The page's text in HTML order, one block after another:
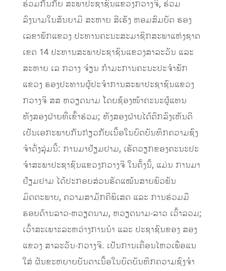
ຮ່ວມກັນກັບ ສະພາປະຊາຊົນແຂວງກວາງຈິ, ຮ່ວມ
ລົງນາມໃນສັນຍາມີ ສະຫາຍ ສີເຮັງ ຫອມສົມບັດ ຮອງ
ເລຂາພັກແຂວງ ປະທານຄະນະສະມາຊິກສະພາແຫ່ງຊາດ
ເຂດ 14 ປະທານສະພາປະຊາຊົນແຂວງສາລະວັນ ແລະ
ສະຫາຍ ເລ ກວາງ ຈ໋ຽນ ກໍາມະການຄະນະປະຈໍາພັກ
ແຂວງ ຮອງປະທານຜູ້ປະຈໍາການສະພາປະຊາຊົນແຂວງ
ກວາງຈິ ສສ ຫວຽດນາມ ໂດຍຊ້ອງໜ້າຄະນະຜູ້ແທນ
ທັງສອງຝ່າຍທີ່ເຂົ້າຮ່ວມ; ທັງສອງຝ່າຍໄດ້ຕົກລົງເຫັນດີ
ເປັນເອກະພາບກັນກ່ຽວກັບເນື້ອໃນບົດບັນທຶກຄວາມຊົງ
ຈໍາດັ່ງລຸ່ມນີ້: ການມາຢ້ຽມຢາມ, ເຮັດວຽກຂອງຄະນະປະ
ຈໍາສະພາປະຊາຊົນແຂວງກວາງຈິ ໃນຄັ້ງນີ້, ແມ່ນ ການມາ
ຢ້ຽມຢາມ ໄດ້ປະກອບສ່ວນຮັດແໝ້ນສາຍພົວພັນ
ມິດຕະພາບ, ຄວາມສາມັກຄີພິເສດ ແລະ ການຮ່ວມມື
ຮອບດ້ານລາວ-ຫວຽດນາມ, ຫວຽດນາມ-ລາວ ເວົ້າລວມ;
ເວົ້າສະເພາະລະຫວ່າງການນຳ ແລະ ປະຊາຊົນຂອງ ສອງ
ແຂວງ ສາລະວັນ-ກວາງຈິ. ເປັນການເຄື່ອນໄຫວເພື່ອແນ
ໃສ່ ຜັນຂະຫຍາຍບັນດາເນື້ອໃນບົດບັນທຶກຄວາມຊົງຈຳ